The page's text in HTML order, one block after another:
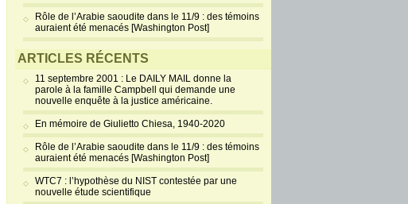
Rôle de l’Arabie saoudite dans le 11/9 : des témoins
auraient été menacés [Washington Post]
ARTICLES RÉCENTS
11 septembre 2001 : Le DAILY MAIL donne la
parole à la famille Campbell qui demande une
nouvelle enquête à la justice américaine.
En mémoire de Giulietto Chiesa, 1940-2020
Rôle de l’Arabie saoudite dans le 11/9 : des témoins
auraient été menacés [Washington Post]
WTC7 : l’hypothèse du NIST contestée par une
nouvelle étude scientifique